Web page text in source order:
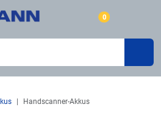
0
Handscanner-Akkus